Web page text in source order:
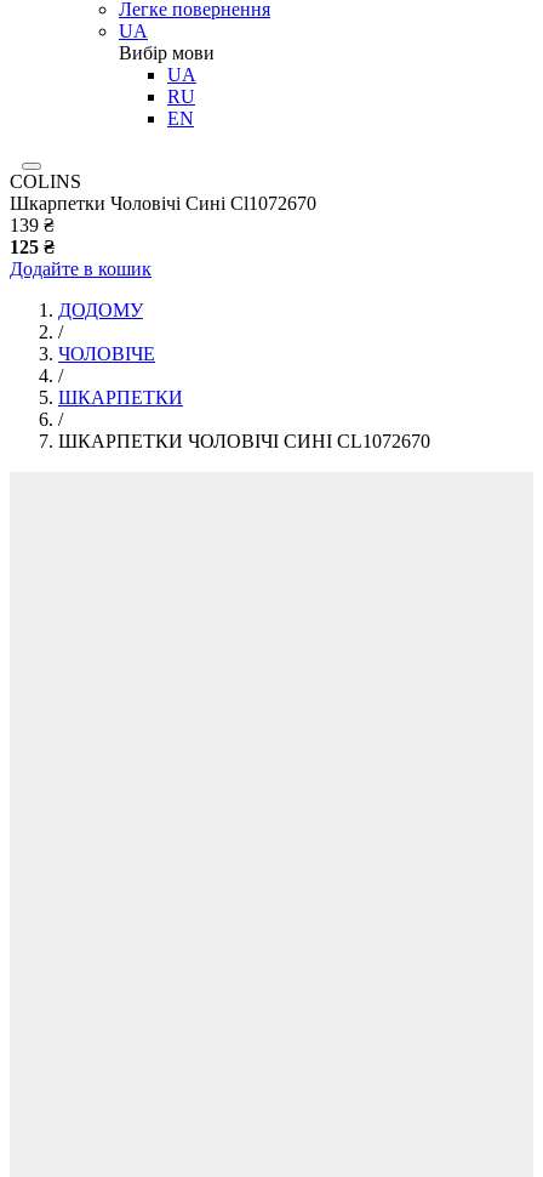
Легке повернення
UA
Вибір мови
UA
RU
EN
COLINS
Шкарпетки Чоловічі Сині Cl1072670
139 ₴
125 ₴
Додайте в кошик
ДОДОМУ
/
ЧОЛОВІЧЕ
/
ШКАРПЕТКИ
/
ШКАРПЕТКИ ЧОЛОВІЧІ СИНІ CL1072670